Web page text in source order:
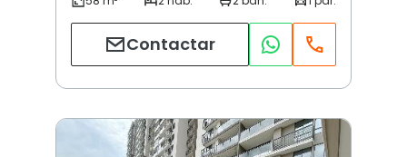
Contactar